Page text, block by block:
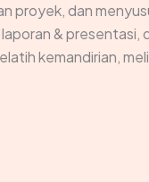
dan
& presentasi,
kemandirian,